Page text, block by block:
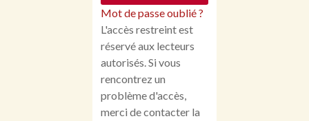
Mot de passe oublié ?
L'accès restreint est
réservé aux lecteurs
autorisés. Si vous
rencontrez un
problème d'accès,
merci de contacter la